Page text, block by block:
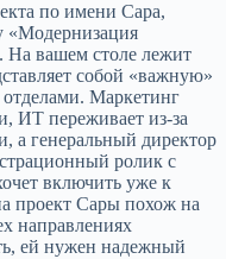
по имени Сара,
«Модернизация
На вашем столе лежит
собой «важную»
Маркетинг
ИТ переживает из-за
а генеральный директор
ролик с
включить уже к
проект Сары похож на
направлениях
ей нужен надежный